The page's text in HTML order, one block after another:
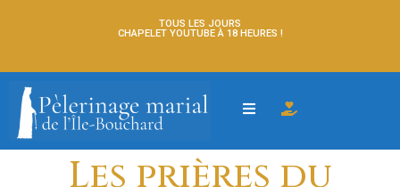
TOUS LES JOURS
CHAPELET YOUTUBE À 18 HEURES !
Les prières du